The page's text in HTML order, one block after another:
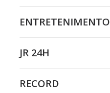
ENTRETENIMENTO
JR 24H
RECORD